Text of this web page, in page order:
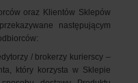
oraz Klientów Sklepów
następującym
/ brokerzy kurierscy –
który korzysta w Sklepie